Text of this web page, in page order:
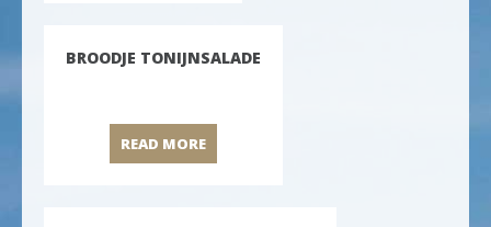
BROODJE TONIJNSALADE
READ MORE